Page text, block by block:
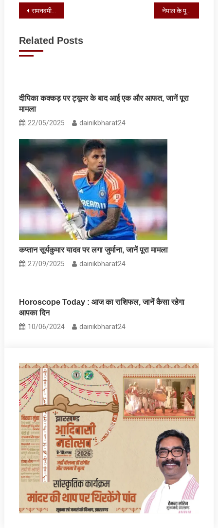
Post
रामनवमी पर मुख्यमंत्री हेमंत सोरेन पत्नी कल्पना सोरेन के साथ पहुंचे तपोवन राम मंदिर, श्रद्धालुओं में भरा जोश नेपाल के पूर्व प्रधानमंत्री केपी शर्मा ओली गिरफ्तार, मचा बवाल
Related Posts
दीपिका कक्कड़ पर ट्यूमर के बाद आई एक और आफत, जानें पूरा
मामला
22/05/2025 dainikbharat24
कप्तान सूर्यकुमार यादव पर लगा जुर्माना, जानें पूरा मामला
27/09/2025 dainikbharat24
Horoscope Today : आज का राशिफल, जानें कैसा रहेगा
आपका दिन
10/06/2024 dainikbharat24